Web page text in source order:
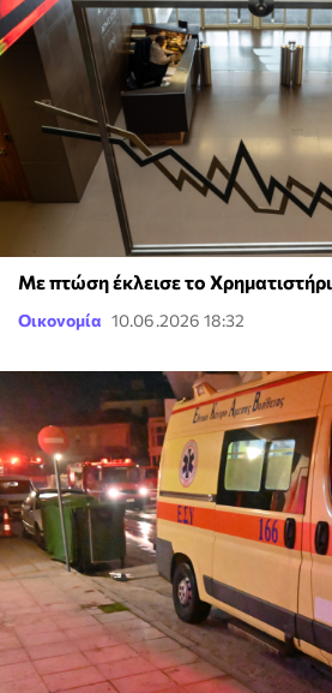
Με πτώση έκλεισε το
Οικονομία 10.06.2026 18:32